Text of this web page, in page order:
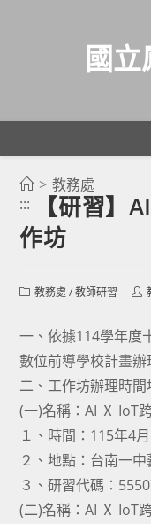
國
> 教務處
:::
【研習
作坊
Post教務處 / 教師研習
一、依據114學年度
數位前導學校計畫辦
二、工作坊辦理時間
(一)名稱：AI Ⅹ IoT
１、時間：115年4
２、地點：台南一
３、研習代碼：
(二)名稱：AI Ⅹ IoT